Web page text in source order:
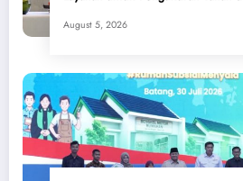
August 5, 2026